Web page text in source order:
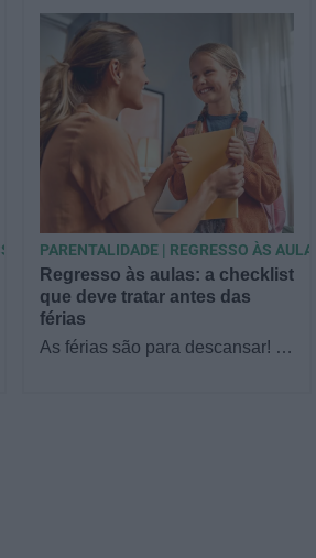
ÀS AULAS
Regresso às aulas: a checklist
que deve tratar antes das
férias
As férias são para descansar! O
PARENTALIDADE | REGRESSO ÀS AULAS